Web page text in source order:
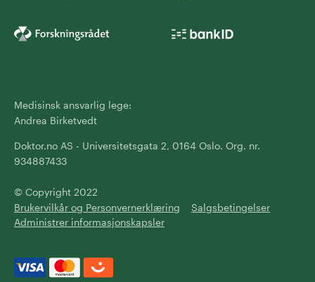
Medisinsk ansvarlig lege:
Andrea Birketvedt
Doktor.no AS - Universitetsgata 2, 0164 Oslo. Org. nr.
934887433
© Copyright 2022
Brukervilkår og Personvernerklæring
Salgsbetingelser
Administrer informasjonskapsler